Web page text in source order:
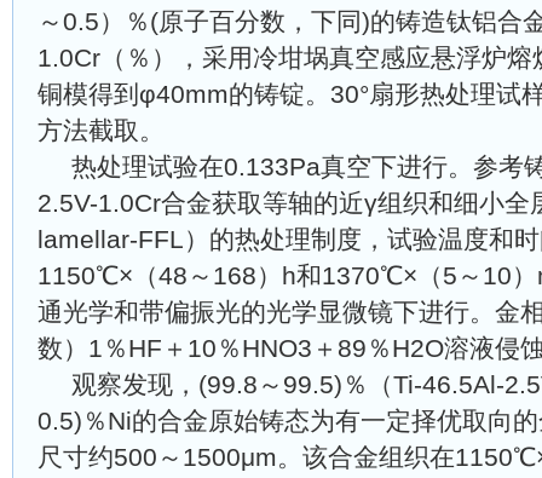
～0.5）％(原子百分数，下同)的铸造钛铝合
1.0Cr（％），采用冷坩埚真空感应悬浮炉
铜模得到φ40mm的铸锭。30°扇形热处理试
方法截取。
热处理试验在0.133Pa真空下进行。参考
2.5V-1.0Cr合金获取等轴的近γ组织和细小
lamellar-FFL）的热处理制度，试验温度和
1150℃×（48～168）h和1370℃×（5～10）
通光学和带偏振光的光学显微镜下进行。金
数）1％HF＋10％HNO3＋89％H2O溶液侵
观察发现，(99.8～99.5)％（Ti-46.5Al-
0.5)％Ni的合金原始铸态为有一定择优取向
尺寸约500～1500μm。该合金组织在